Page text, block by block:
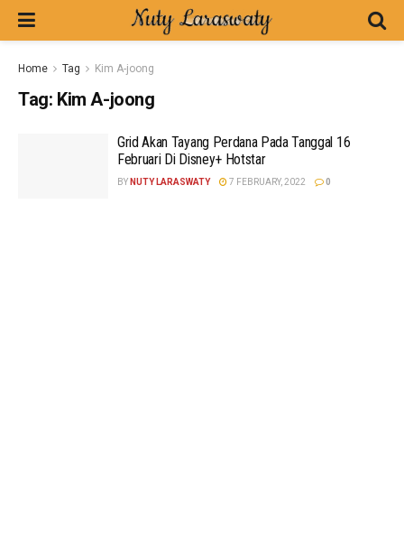
Home Tag Kim A-joong
Tag: Kim A-joong
Grid Akan Tayang Perdana Pada Tanggal 16
Februari Di Disney+ Hotstar
BY NUTY LARASWATY 7 FEBRUARY, 2022 0